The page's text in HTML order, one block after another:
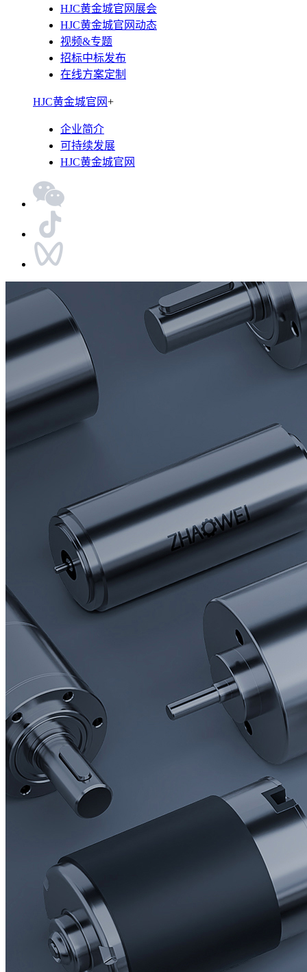
HJC黄金城官网展会
HJC黄金城官网动态
视频&专题
招标中标发布
在线方案定制
HJC黄金城官网+
企业简介
可持续发展
HJC黄金城官网